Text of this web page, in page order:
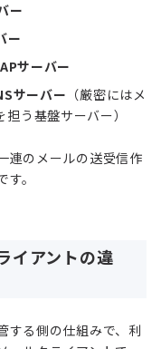
ー
ー
サーバー
サーバー （厳密にはメ
う基盤サーバー）
連のメールの送受信作
。
イアントの違
する側の仕組みで、利